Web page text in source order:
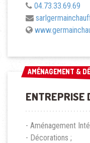
04.73.33.69.69
AMÉNAGEMENT &
AMÉNAGEMENT &
ENTREPRISE
- Aménagement
- Décorations ;